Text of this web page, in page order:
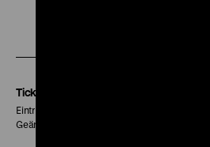
Tickets
Eintritt 5 €
Geänderte Preise sind im Programm vermerkt.